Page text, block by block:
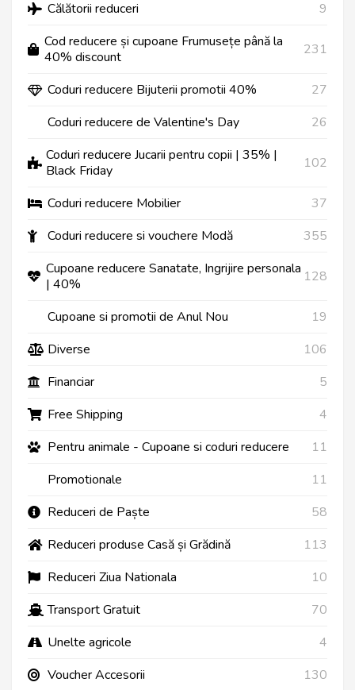
Călătorii reduceri
9
Cod reducere și cupoane Frumusețe până la
40% discount
231
Coduri reducere Bijuterii promotii 40%
27
Coduri reducere de Valentine's Day
26
Coduri reducere Jucarii pentru copii | 35% |
Black Friday
102
Coduri reducere Mobilier
37
Coduri reducere si vouchere Modă
355
Cupoane reducere Sanatate, Ingrijire personala
| 40%
128
Cupoane si promotii de Anul Nou
19
Diverse
106
Financiar
5
Free Shipping
4
Pentru animale - Cupoane si coduri reducere
11
Promotionale
11
Reduceri de Paște
58
Reduceri produse Casă și Grădină
113
Reduceri Ziua Nationala
10
Transport Gratuit
70
Unelte agricole
4
Voucher Accesorii
130